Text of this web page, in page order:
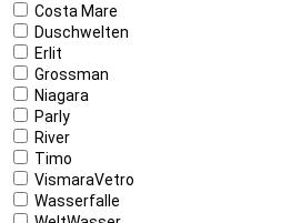
Costa Mare
Duschwelten
Erlit
Grossman
Niagara
Parly
River
Timo
VismaraVetro
Wasserfalle